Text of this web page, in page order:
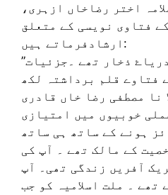
اختر رضاخاں ازہری،
فتاوی نویسی کے متعلق
ارشادفرماتے ہیں:
”مفتی اعظم علم کے دریاۓ ذخار تھے ۔جزئیات
فتاوے قلم برداشتہ لکھ
نا مصطفی رضا خاں قادری
خوبیوں میں امتیازی
ہونے کے ساتھ ہی ساتھ
کے مالک تھے ۔ آپ کی
آفریں زندگی تھی۔ آپ
تھے ۔ ملت اسلامیہ کو جب